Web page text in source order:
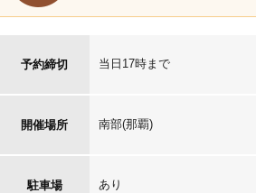
予約締切 当日17時まで
開催場所 南部(那覇)
駐車場 あり